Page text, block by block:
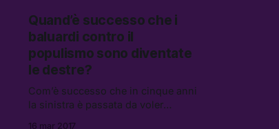
Quand’è successo che i
baluardi contro il
populismo sono diventate
le destre?
Com’è successo che in cinque anni
la sinistra è passata da voler
16 mar 2017